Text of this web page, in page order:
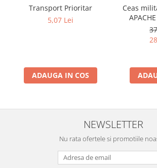
Transport Prioritar
5,07 Lei
ADAUGA IN COS
Ceas
NEWSLETTER
Nu rata ofertele si promotiile